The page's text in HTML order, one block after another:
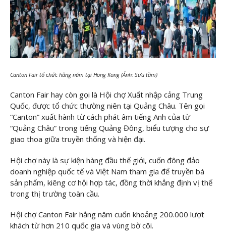
Canton Fair tổ chức hằng năm tại Hong Kong (Ảnh: Sưu tầm)
Canton Fair hay còn gọi là Hội chợ Xuất nhập cảng Trung
Quốc, được tổ chức thường niên tại Quảng Châu. Tên gọi
“Canton” xuất hành từ cách phát âm tiếng Anh của từ
“Quảng Châu” trong tiếng Quảng Đông, biểu tượng cho sự
giao thoa giữa truyền thống và hiện đại.
Hội chợ này là sự kiện hàng đầu thế giới, cuốn đông đảo
doanh nghiệp quốc tế và Việt Nam tham gia để truyền bá
sản phẩm, kiêng cơ hội hợp tác, đồng thời khẳng định vị thế
trong thị trường toàn cầu.
Hội chợ Canton Fair hằng năm cuốn khoảng 200.000 lượt
khách từ hơn 210 quốc gia và vùng bờ cõi.